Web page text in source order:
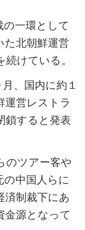
一環として
た北朝鮮運営
けている。
、国内に約１
運営レストラ
鎖すると発表
のツアー客や
の中国人らに
済制裁下にあ
金源となって